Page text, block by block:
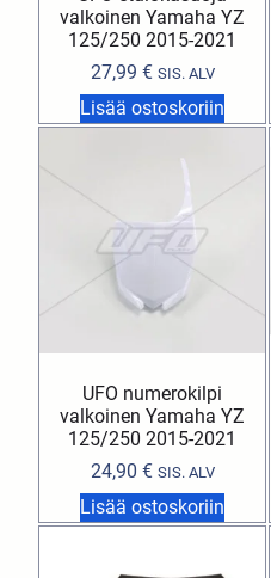
valkoinen Yamaha YZ
125/250 2015-2021
27,99 € SIS. ALV
Lisää ostoskoriin
UFO numerokilpi
valkoinen Yamaha YZ
125/250 2015-2021
24,90 € SIS. ALV
Lisää ostoskoriin